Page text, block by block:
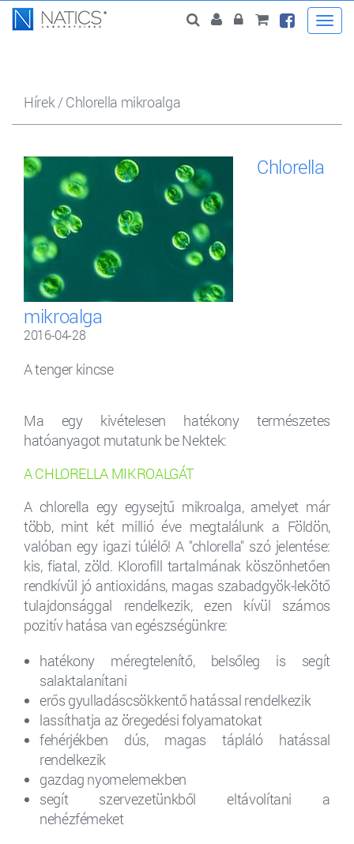
Hírek/Chlorella mikroalga
Chlorella
mikroalga
2016-04-28
A tenger kincse
Ma egy kivételesen hatékony természetes
hatóanyagot mutatunk be Nektek:
A CHLORELLA MIKROALGÁT
A chlorella egy egysejtű mikroalga, amelyet már
több, mint két millió éve megtalálunk a Földön,
valóban egy igazi túlélő! A "chlorella" szó jelentése:
kis, fiatal, zöld. Klorofill tartalmának köszönhetően
rendkívül jó antioxidáns, magas szabadgyök-lekötő
tulajdonsággal rendelkezik, ezen kívül számos
pozitív hatása van egészségünkre:
hatékony méregtelenítő, belsőleg is segít
salaktalanítani
erős gyulladáscsökkentő hatással rendelkezik
lassíthatja az öregedési folyamatokat
fehérjékben dús, magas tápláló hatással
rendelkezik
gazdag nyomelemekben
segít szervezetünkből eltávolítani a
nehézfémeket